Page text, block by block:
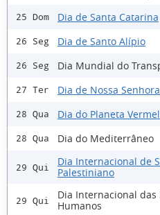
25 Dom Dia de Santa Catarina
26 Seg Dia de Santo Alípio
26 Seg Dia Mundial do
27 Ter Dia de Nossa
28 Qua Dia do Planeta
28 Qua Dia do Mediterrâneo
29 Qui
Dia Internacional de
Palestiniano
29 Qui
Dia Internacional
Humanos